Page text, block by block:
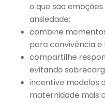
o que são
ansiedade;
combine
para convivência e
compartilhe
evitando
incentive modelos
maternidade mais